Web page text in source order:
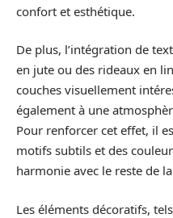
confort et esthétique.
De plus, l’intégration de
en jute ou des rideaux en
couches visuellement
également à une
Pour renforcer cet effet, il
motifs subtils et des
harmonie avec le reste de
Les éléments décoratifs,